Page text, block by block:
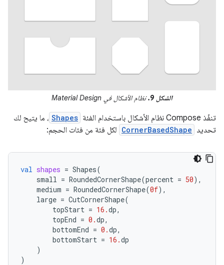
الشكل 9. نظام الأشكال في Material Design
تنفّذ Compose نظام الأشكال باستخدام الفئة Shapes ، ما يتيح لك
تحديد CornerBasedShape لكل فئة من فئات الحجم:
val shapes = Shapes(
small = RoundedCornerShape(percent = 50),
medium = RoundedCornerShape(0f),
large = CutCornerShape(
topStart = 16.dp,
topEnd = 0.dp,
bottomEnd = 0.dp,
bottomStart = 16.dp
)
)